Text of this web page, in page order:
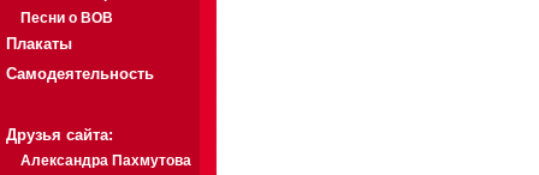
Песни о ВОВ
Плакаты
Самодеятельность
Друзья сайта:
Александра Пахмутова